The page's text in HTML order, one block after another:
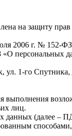
на защиту
2006 г. №
персональных
1-го
выполнения
лиц.
данных (далее –